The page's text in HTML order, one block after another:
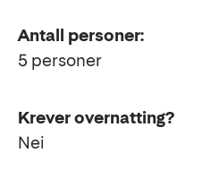
Antall personer:
5 personer
Krever overnatting?
Nei